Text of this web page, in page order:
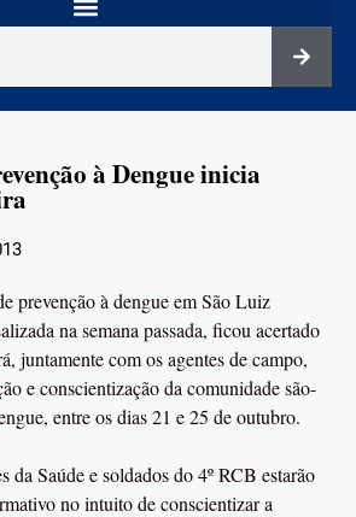
à Dengue inicia
prevenção à dengue em São Luiz
na semana passada, ficou acertado
juntamente com os agentes de campo,
e conscientização da comunidade são-
entre os dias 21 e 25 de outubro.
da Saúde e soldados do 4º RCB estarão
no intuito de conscientizar a